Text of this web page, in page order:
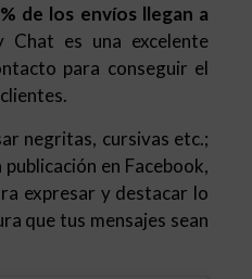
de los envíos llegan a
Chat es una excelente
para conseguir el
negritas, cursivas etc.;
en Facebook,
expresar y destacar lo
que tus mensajes sean